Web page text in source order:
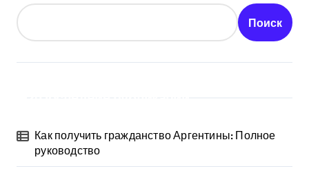
Поиск
Как получить гражданство Аргентины: Полное
руководство